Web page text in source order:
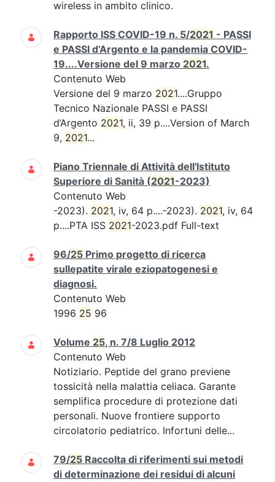
wireless in ambito clinico.
Rapporto ISS COVID-19 n. 5/2021 - PASSI
e PASSI d’Argento e la pandemia COVID-
19....Versione del 9 marzo 2021.
Contenuto Web
Versione del 9 marzo 2021....Gruppo
Tecnico Nazionale PASSI e PASSI
d’Argento 2021, ii, 39 p....Version of March
9, 2021...
Piano Triennale di Attività dell'Istituto
Superiore di Sanità (2021-2023)
Contenuto Web
-2023). 2021, iv, 64 p....-2023). 2021, iv, 64
p....PTA ISS 2021-2023.pdf Full-text
96/25 Primo progetto di ricerca
sullepatite virale eziopatogenesi e
diagnosi.
Contenuto Web
1996 25 96
Volume 25, n. 7/8 Luglio 2012
Contenuto Web
Notiziario. Peptide del grano previene
tossicità nella malattia celiaca. Garante
semplifica procedure di protezione dati
personali. Nuove frontiere supporto
circolatorio pediatrico. Infortuni delle...
79/25 Raccolta di riferimenti sui metodi
di determinazione dei residui di alcuni